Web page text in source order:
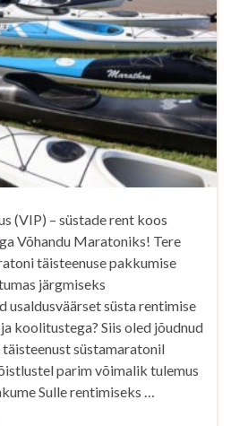
(VIP) – süstade rent koos
Võhandu Maratoniks! Tere
täisteenuse pakkumise
järgmiseks
usaldusväärset süsta rentimise
koolitustega? Siis oled jõudnud
süstamaratonil
parim võimalik tulemus
Sulle rentimiseks …